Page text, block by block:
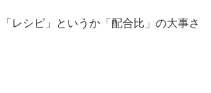
レシピ」というか「配合比」の大事さ